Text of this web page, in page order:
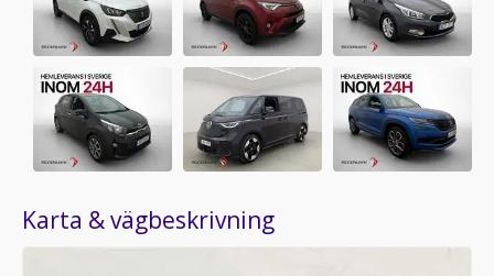
Karta & vägbeskrivning